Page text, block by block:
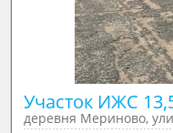
Участок ИЖС
деревня Мериново,